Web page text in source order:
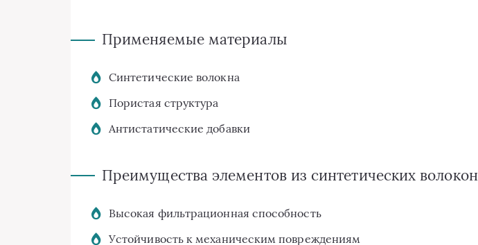
Применяемые материалы
Синтетические волокна
Пористая структура
Антистатические добавки
Преимущества элементов из синтетических волокон
Высокая фильтрационная способность
Устойчивость к механическим повреждениям